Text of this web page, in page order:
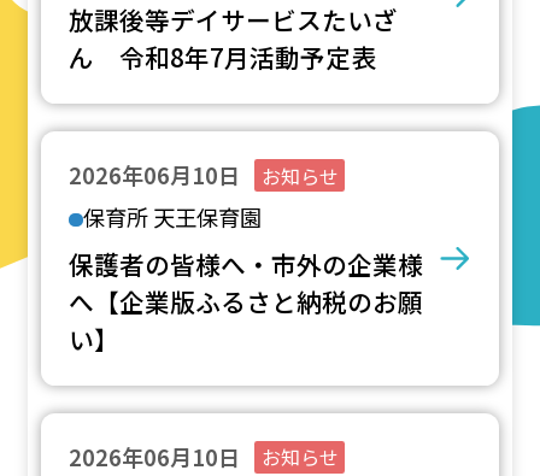
放課後等デイサービスたいざ
ん 令和8年7月活動予定表
2026年06月10日 お知らせ
保育所 天王保育園
保護者の皆様へ・市外の企業様
へ【企業版ふるさと納税のお願
い】
2026年06月10日 お知らせ